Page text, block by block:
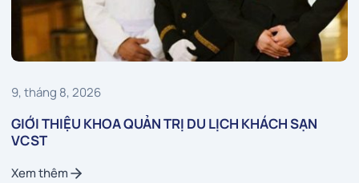
9, tháng 8, 2026
GIỚI THIỆU KHOA QUẢN TRỊ DU LỊCH KHÁCH SẠN
VCST
Xem thêm